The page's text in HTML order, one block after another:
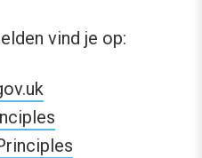
vind je op: